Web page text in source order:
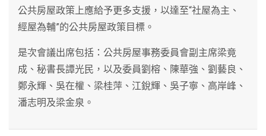
公共房屋政策上應給予更多支援，以達至“社屋為主、
經屋為輔”的公共房屋政策目標。
是次會議出席包括：公共房屋事務委員會副主席梁竟
成、秘書長譚光民，以及委員劉榕、陳華強、劉藝良、
鄭永輝、吳在權、梁桂萍、江銳輝、吳子寧、高岸峰、
潘志明及梁金泉。